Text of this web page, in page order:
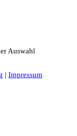
Auswahl
| Impressum